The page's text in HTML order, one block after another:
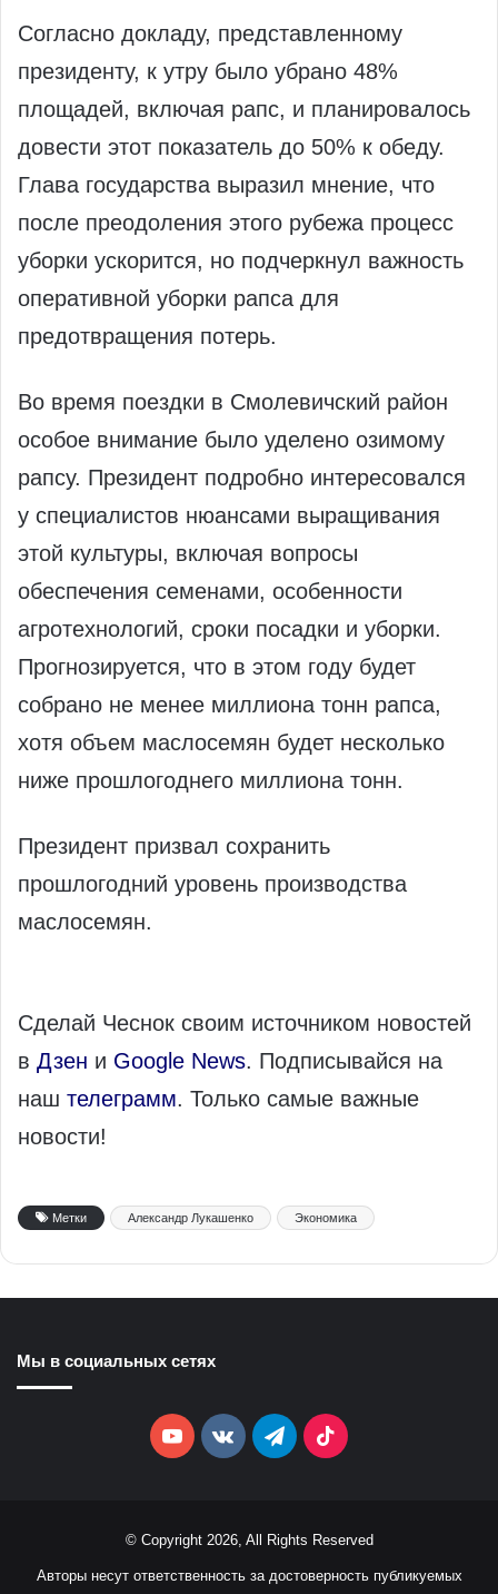
Согласно докладу, представленному
президенту, к утру было убрано 48%
площадей, включая рапс, и планировалось
довести этот показатель до 50% к обеду.
Глава государства выразил мнение, что
после преодоления этого рубежа процесс
уборки ускорится, но подчеркнул важность
оперативной уборки рапса для
предотвращения потерь.
Во время поездки в Смолевичский район
особое внимание было уделено озимому
рапсу. Президент подробно интересовался
у специалистов нюансами выращивания
этой культуры, включая вопросы
обеспечения семенами, особенности
агротехнологий, сроки посадки и уборки.
Прогнозируется, что в этом году будет
собрано не менее миллиона тонн рапса,
хотя объем маслосемян будет несколько
ниже прошлогоднего миллиона тонн.
Президент призвал сохранить
прошлогодний уровень производства
маслосемян.
Сделай Чеснок своим источником новостей
в Дзен и Google News. Подписывайся на
наш телеграмм. Только самые важные
новости!
Метки Александр Лукашенко Экономика
Мы в социальных сетях
YouTubevk.comTelegramTikTok
© Copyright 2026, All Rights Reserved
Авторы несут ответственность за достоверность публикуемых